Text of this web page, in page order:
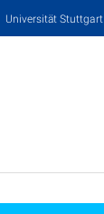
Universität Stuttgart